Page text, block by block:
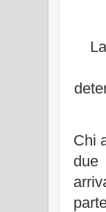
La
Chi
due